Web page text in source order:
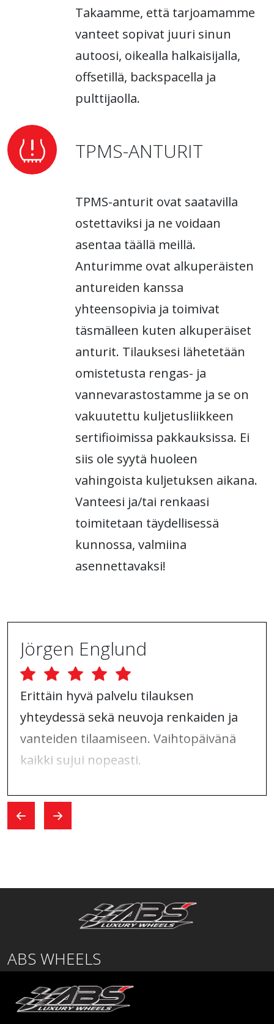
Takaamme, että tarjoamamme
vanteet sopivat juuri sinun
autoosi, oikealla halkaisijalla,
offsetillä, backspacella ja
pulttijaolla.
TPMS-ANTURIT
TPMS-anturit ovat saatavilla
ostettaviksi ja ne voidaan
asentaa täällä meillä.
Anturimme ovat alkuperäisten
antureiden kanssa
yhteensopivia ja toimivat
täsmälleen kuten alkuperäiset
anturit. Tilauksesi lähetetään
omistetusta rengas- ja
vannevarastostamme ja se on
vakuutettu kuljetusliikkeen
sertifioimissa pakkauksissa. Ei
siis ole syytä huoleen
vahingoista kuljetuksen aikana.
Vanteesi ja/tai renkaasi
toimitetaan täydellisessä
kunnossa, valmiina
asennettavaksi!
Jörgen Englund
Erittäin hyvä palvelu tilauksen
yhteydessä sekä neuvoja renkaiden ja
vanteiden tilaamiseen. Vaihtopäivänä
kaikki sujui nopeasti.
ABS WHEELS
01530 Vantaa
SUOMI